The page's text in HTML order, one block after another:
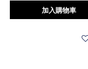
加入購物車